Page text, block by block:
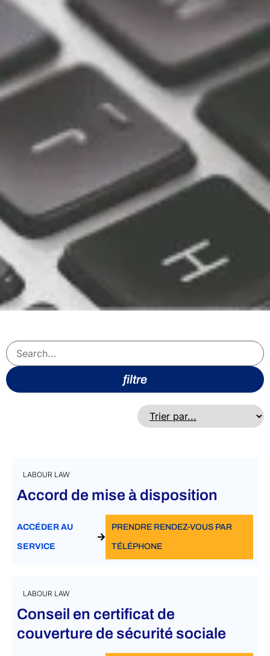
filtre
LABOUR LAW
Accord de mise à disposition
ACCÉDER AU
SERVICE
PRENDRE RENDEZ-VOUS PAR
TÉLÉPHONE
LABOUR LAW
Conseil en certificat de
couverture de sécurité sociale